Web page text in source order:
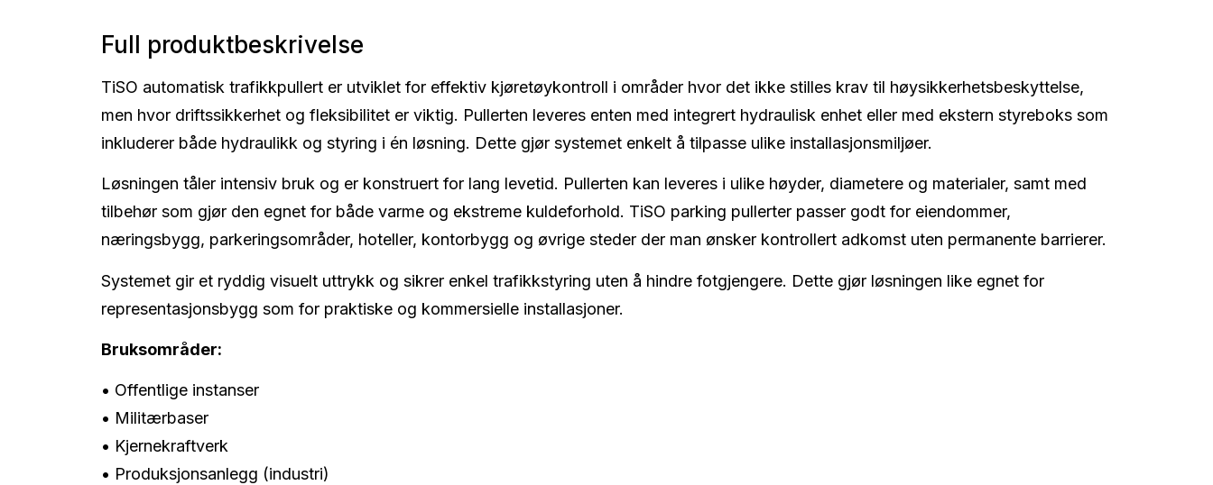
Full produktbeskrivelse
TiSO automatisk trafikkpullert er utviklet for effektiv kjøretøykontroll i områder hvor det ikke stilles krav til høysikkerhetsbeskyttelse,
men hvor driftssikkerhet og fleksibilitet er viktig. Pullerten leveres enten med integrert hydraulisk enhet eller med ekstern styreboks som
inkluderer både hydraulikk og styring i én løsning. Dette gjør systemet enkelt å tilpasse ulike installasjonsmiljøer.
Løsningen tåler intensiv bruk og er konstruert for lang levetid. Pullerten kan leveres i ulike høyder, diametere og materialer, samt med
tilbehør som gjør den egnet for både varme og ekstreme kuldeforhold. TiSO parking pullerter passer godt for eiendommer,
næringsbygg, parkeringsområder, hoteller, kontorbygg og øvrige steder der man ønsker kontrollert adkomst uten permanente barrierer.
Systemet gir et ryddig visuelt uttrykk og sikrer enkel trafikkstyring uten å hindre fotgjengere. Dette gjør løsningen like egnet for
representasjonsbygg som for praktiske og kommersielle installasjoner.
Bruksområder:
• Offentlige instanser
• Militærbaser
• Kjernekraftverk
• Produksjonsanlegg (industri)